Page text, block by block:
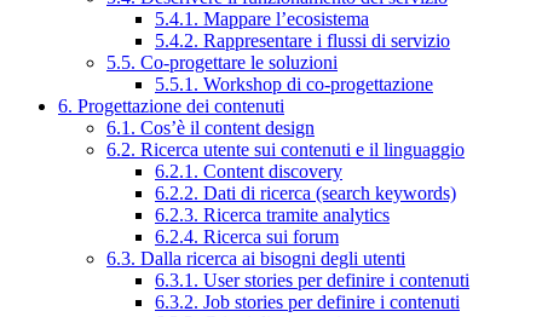
5.4.1. Mappare l’ecosistema
5.4.2. Rappresentare i flussi di servizio
5.5. Co-progettare le soluzioni
5.5.1. Workshop di co-progettazione
6. Progettazione dei contenuti
6.1. Cos’è il content design
6.2. Ricerca utente sui contenuti e il linguaggio
6.2.1. Content discovery
6.2.2. Dati di ricerca (search keywords)
6.2.3. Ricerca tramite analytics
6.2.4. Ricerca sui forum
6.3. Dalla ricerca ai bisogni degli utenti
6.3.1. User stories per definire i contenuti
6.3.2. Job stories per definire i contenuti